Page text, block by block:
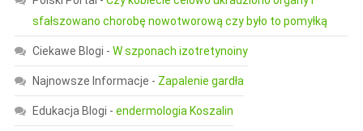
sfałszowano chorobę nowotworową czy było to pomyłką
Ciekawe Blogi - W szponach izotretynoiny
Najnowsze Informacje - Zapalenie gardła
Edukacja Blogi - endermologia Koszalin